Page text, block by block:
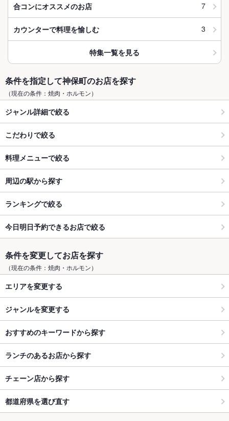
合コンにオススメのお店 7
カウンターで料理を愉しむ 3
特集一覧を見る
条件を指定して神保町のお店を探す
（現在の条件：焼肉・ホルモン）
ジャンル詳細で絞る
こだわりで絞る
料理メニューで絞る
周辺の駅から探す
ランキングで絞る
今日明日予約できるお店で絞る
条件を変更してお店を探す
（現在の条件：焼肉・ホルモン）
エリアを変更する
ジャンルを変更する
おすすめのキーワードから探す
ランチのあるお店から探す
チェーン店から探す
都道府県を選び直す